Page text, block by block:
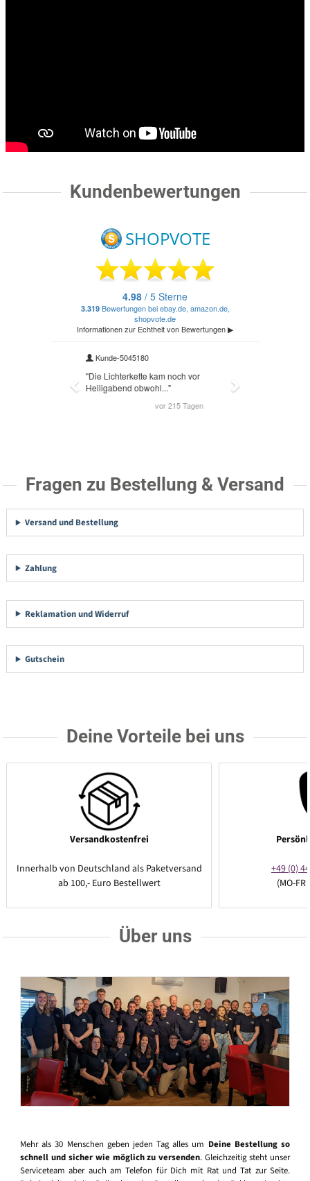
Kundenbewertungen
Fragen zu Bestellung & Versand
Versand und Bestellung
Zahlung
Reklamation und Widerruf
Gutschein
Deine Vorteile bei uns
Versandkostenfrei
Innerhalb von Deutschland als Paketversand
ab 100,- Euro Bestellwert
+49 (0)
(MO-
Über uns
Mehr als 30 Menschen geben jeden Tag alles um Deine Bestellung so
schnell und sicher wie möglich zu versenden. Gleichzeitig steht unser
Serviceteam aber auch am Telefon für Dich mit Rat und Tat zur Seite.